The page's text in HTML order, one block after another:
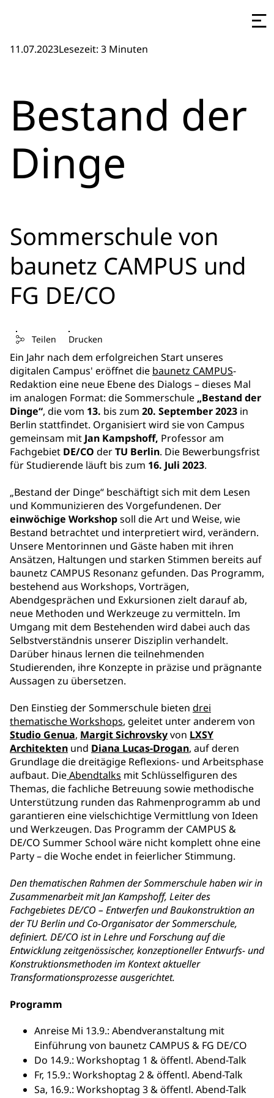
11.07.2023Lesezeit: 3 Minuten
Bestand der
Dinge
Sommerschule von
baunetz CAMPUS und
FG DE/CO
Teilen Drucken
Ein Jahr nach dem erfolgreichen Start unseres
digitalen Campus' eröffnet die baunetz CAMPUS-
Redaktion eine neue Ebene des Dialogs – dieses Mal
im analogen Format: die Sommerschule „Bestand der
Dinge“, die vom 13. bis zum 20. September 2023 in
Berlin stattfindet. Organisiert wird sie von Campus
gemeinsam mit Jan Kampshoff, Professor am
Fachgebiet DE/CO derTU Berlin. Die Bewerbungsfrist
für Studierende läuft bis zum 16. Juli 2023.
„Bestand der Dinge“ beschäftigt sich mit dem Lesen
und Kommunizieren des Vorgefundenen. Der
einwöchige Workshopsoll die Art und Weise, wie
Bestand betrachtet und interpretiert wird, verändern.
Unsere Mentorinnen und Gäste haben mit ihren
Ansätzen, Haltungen und starken Stimmen bereits auf
baunetz CAMPUS Resonanz gefunden. Das Programm,
bestehend aus Workshops, Vorträgen,
Abendgesprächen und Exkursionen zielt darauf ab,
neue Methoden und Werkzeuge zu vermitteln. Im
Umgang mit dem Bestehenden wird dabei auch das
Selbstverständnis unserer Disziplin verhandelt.
Darüber hinaus lernen die teilnehmenden
Studierenden, ihre Konzepte in präzise und prägnante
Aussagen zu übersetzen.
Den Einstieg der Sommerschule bieten drei
thematische Workshops, geleitet unter anderem von
Studio Genua, Margit Sichrovskyvon LXSY
Architekten und Diana Lucas-Drogan, auf deren
Grundlage die dreitägige Reflexions- und Arbeitsphase
aufbaut. DieAbendtalks mit Schlüsselfiguren des
Themas, die fachliche Betreuung sowie methodische
Unterstützung runden das Rahmenprogramm ab und
garantieren eine vielschichtige Vermittlung von Ideen
und Werkzeugen. Das Programm der CAMPUS &
DE/CO Summer School wäre nicht komplett ohne eine
Party – die Woche endet in feierlicher Stimmung.
Den thematischen Rahmen der Sommerschule haben wir in
Zusammenarbeit mit Jan Kampshoff, Leiter des
Fachgebietes DE/CO – Entwerfen und Baukonstruktion an
der TU Berlin und Co-Organisator der Sommerschule,
definiert. DE/CO ist in Lehre und Forschung auf die
Entwicklung zeitgenössischer, konzeptioneller Entwurfs- und
Konstruktionsmethoden im Kontext aktueller
Transformationsprozesse ausgerichtet.
Programm
Anreise Mi 13.9.: Abendveranstaltung mit
Einführung von baunetz CAMPUS & FG DE/CO
Do 14.9.: Workshoptag 1 & öffentl. Abend-Talk
Fr, 15.9.: Workshoptag 2 & öffentl. Abend-Talk
Sa, 16.9.: Workshoptag 3 & öffentl. Abend-Talk